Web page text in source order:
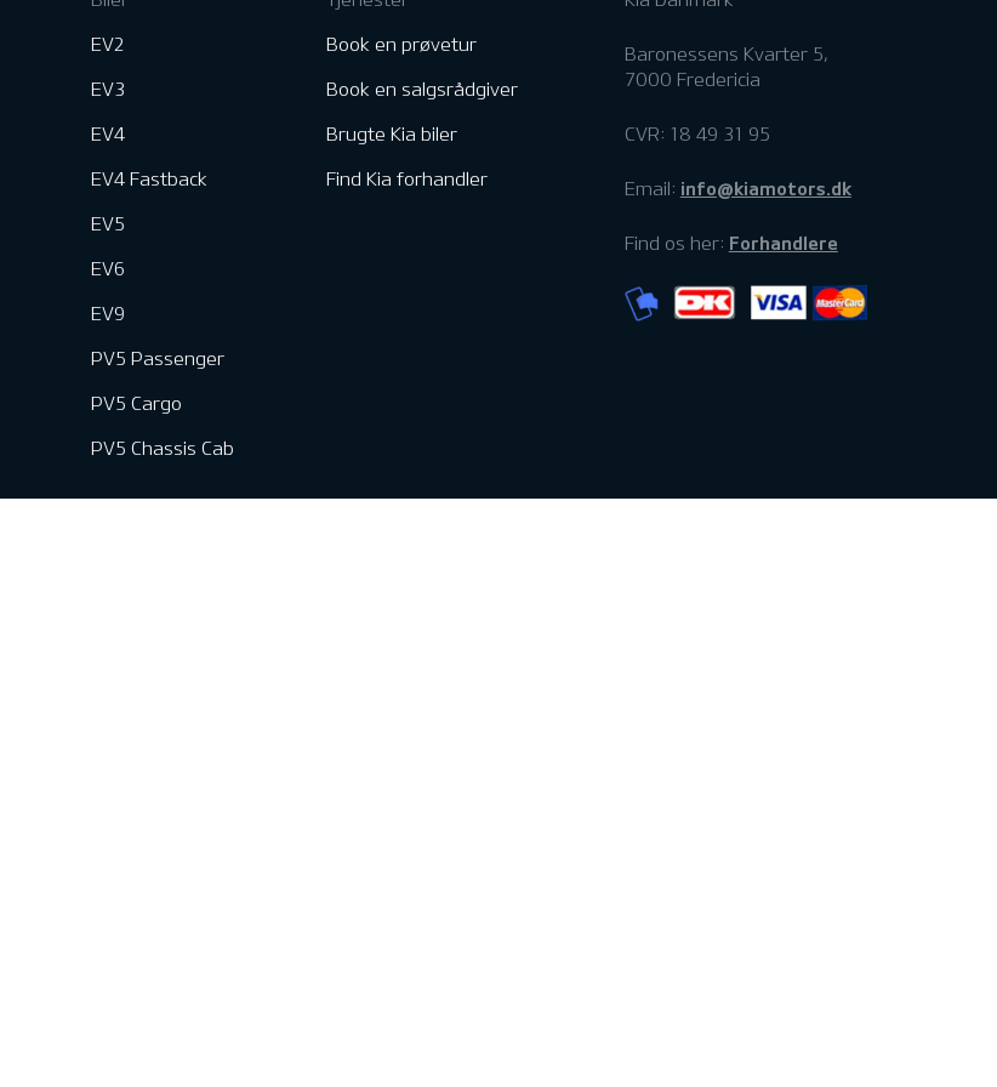
EV2
EV3
EV4
EV4 Fastback
EV5
EV6
EV9
PV5 Passenger
PV5 Cargo
PV5 Chassis Cab
Book en prøvetur
Book en salgsrådgiver
Brugte Kia biler
Find Kia forhandler
Baronessens Kvarter 5,
7000 Fredericia
CVR: 18 49 31 95
Email: info@kiamotors.dk
Find os her: Forhandlere